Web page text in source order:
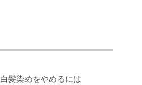
白髪染めをやめるには